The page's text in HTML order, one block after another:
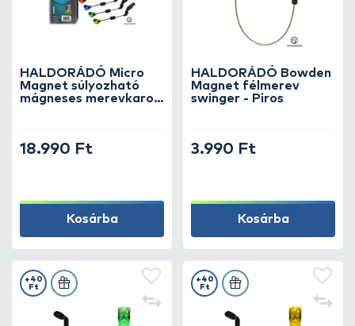
HALDORÁDÓ Micro
Magnet súlyozható
mágneses merevkaros
18.990 Ft
Kosárba
HALDORÁDÓ Bowden
Magnet félmerev
swinger - Piros
3.990 Ft
Kosárba
+40
Ft
+40
Ft